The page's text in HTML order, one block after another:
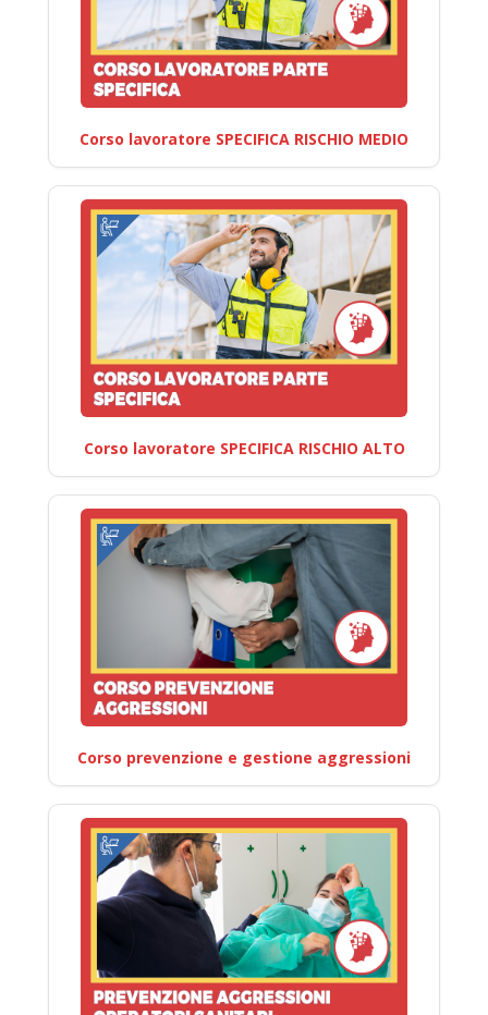
Corso lavoratore SPECIFICA RISCHIO MEDIO
Corso lavoratore SPECIFICA RISCHIO ALTO
Corso prevenzione e gestione aggressioni